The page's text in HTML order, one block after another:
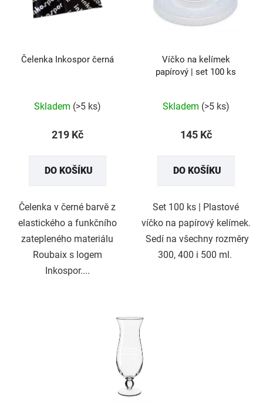
Čelenka Inkospor černá
Skladem (>5 ks)
219 Kč
DO KOŠÍKU
Čelenka v černé barvě z
elastického a funkčního
zatepleného materiálu
Roubaix s logem
Inkospor....
Víčko na kelímek
papírový | set 100 ks
Skladem (>5 ks)
145 Kč
DO KOŠÍKU
Set 100 ks | Plastové
víčko na papírový kelímek.
Sedí na všechny rozměry
300, 400 i 500 ml.